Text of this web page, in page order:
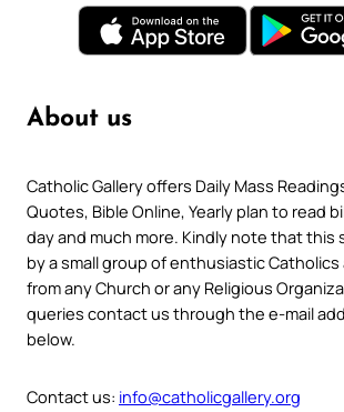
About us
Catholic Gallery offers Daily Mass
Quotes, Bible Online, Yearly plan to read
day and much more. Kindly note that this
by a small group of enthusiastic
from any Church or any Religious
queries contact us through the e-mail
below.
Contact us: info@catholicgallery.org